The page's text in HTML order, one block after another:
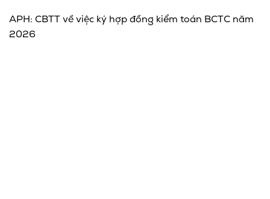
APH: CBTT về việc ký hợp đồng kiểm toán BCTC năm
2026